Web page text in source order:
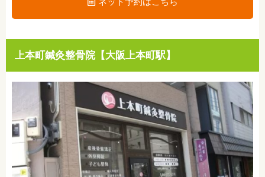
上本町鍼灸整骨院【大阪上本町駅】